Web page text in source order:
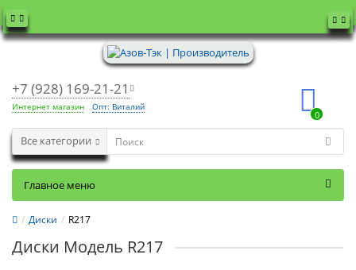
+7 (928) 169-21-21
Интернет магазин Опт: Виталий
0
Все категории
Главное меню
Диски R217
Диски Модель R217